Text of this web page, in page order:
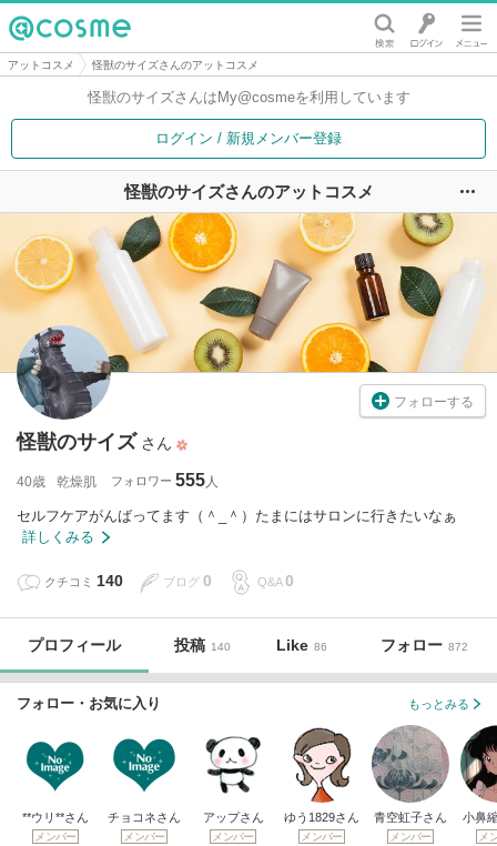
@cosme
アットコスメ 怪獣のサイズさんのアットコスメ
怪獣のサイズさんは My@cosmeを利用しています
ログイン / 新規メンバー登録
怪獣のサイズさんのアットコスメ
フォローする
怪獣のサイズ さん
40歳 乾燥肌 フォロワー 555
セルフケアがんばってます（＾_＾）たまにはサロンに行きたいなぁ
詳しくみる
クチコミ 140 ブログ 0 Q&A 0
プロフィール 投稿 140 Like 86 フォロー 872
フォロー・お気に入り もっとみる
**ウリ**さん
メンバー
チョコネさん
メンバー
アップさん
メンバー
ゆう1829さん
メンバー
青空虹子さん
メンバー
小鼻
メ